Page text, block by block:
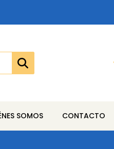
SOMOS CONTACTO